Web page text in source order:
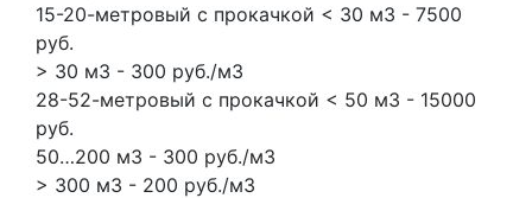
15-20-метровый с прокачкой < 30 м3 - 7500
руб.
> 30 м3 - 300 руб./м3
28-52-метровый с прокачкой < 50 м3 - 15000
руб.
50…200 м3 - 300 руб./м3
> 300 м3 - 200 руб./м3